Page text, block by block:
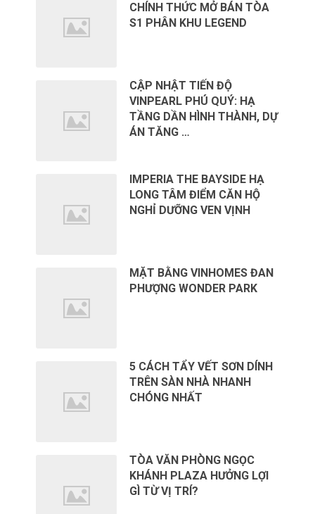
CHÍNH THỨC MỞ BÁN TÒA
S1 PHÂN KHU LEGEND
CẬP NHẬT TIẾN ĐỘ
VINPEARL PHÚ QUÝ: HẠ
TẦNG DẦN HÌNH THÀNH, DỰ
ÁN TĂNG …
IMPERIA THE BAYSIDE HẠ
LONG TÂM ĐIỂM CĂN HỘ
NGHỈ DƯỠNG VEN VỊNH
MẶT BẰNG VINHOMES ĐAN
PHƯỢNG WONDER PARK
5 CÁCH TẨY VẾT SƠN DÍNH
TRÊN SÀN NHÀ NHANH
CHÓNG NHẤT
TÒA VĂN PHÒNG NGỌC
KHÁNH PLAZA HƯỞNG LỢI
GÌ TỪ VỊ TRÍ?